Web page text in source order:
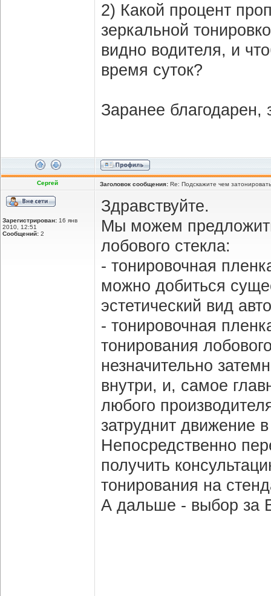
2) Какой процент
зеркальной
видно водителя, и
время суток?
Заранее
Сергей Заголовок сообщения: Re: Подскажите чем
Зарегистрирован: 16 янв
2010, 12:51
Сообщений: 2
Здравствуйте.
Мы можем
лобового стекла:
- тонировочная
можно добиться
эстетический вид
- тонировочная
тонирования
незначительно
внутри, и, самое
любого
затруднит движение
Непосредственно
получить
тонирования на
А дальше - выбор за